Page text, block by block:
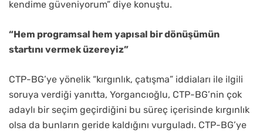
kendime güveniyorum” diye konuştu.
“Hem programsal hem yapısal bir dönüşümün
startını vermek üzereyiz”
CTP-BG’ye yönelik “kırgınlık, çatışma” iddiaları ile ilgili
soruya verdiği yanıtta, Yorgancıoğlu, CTP-BG’nin çok
adaylı bir seçim geçirdiğini bu süreç içerisinde kırgınlık
olsa da bunların geride kaldığını vurguladı. CTP-BG’ye